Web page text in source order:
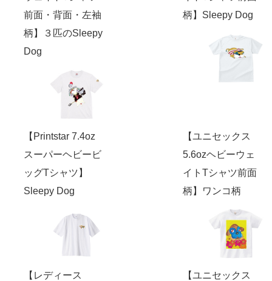
前面・背面・左袖
柄】３匹のSleepy
Dog
柄】Sleepy Dog
【Printstar 7.4oz
スーパーヘビービ
ッグTシャツ】
Sleepy Dog
【ユニセックス
5.6ozヘビーウェ
イトTシャツ前面
柄】ワンコ柄
【レディース
【ユニセックス